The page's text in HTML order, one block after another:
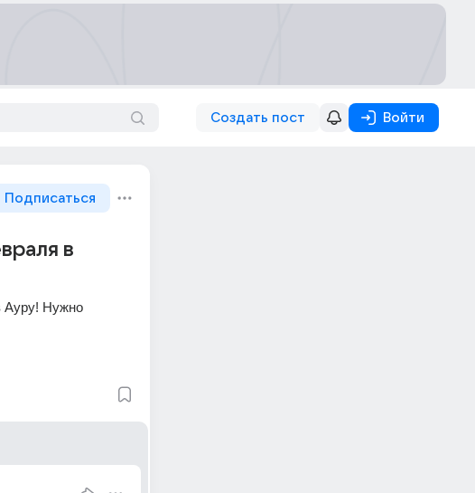
Создать пост Войти
Подписаться
в
Ауру! Нужно